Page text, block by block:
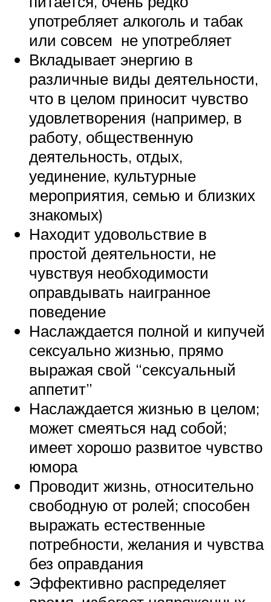
употребляет алкоголь и табак
или совсем не употребляет
Вкладывает энергию в
различные виды деятельности,
что в целом приносит чувство
удовлетворения (например, в
работу, общественную
деятельность, отдых,
уединение, культурные
мероприятия, семью и близких
знакомых)
Находит удовольствие в
простой деятельности, не
чувствуя необходимости
оправдывать наигранное
поведение
Наслаждается полной и кипучей
сексуально жизнью, прямо
выражая свой “сексуальный
аппетит”
Наслаждается жизнью в целом;
может смеяться над собой;
имеет хорошо развитое чувство
юмора
Проводит жизнь, относительно
свободную от ролей; способен
выражать естественные
потребности, желания и чувства
без оправдания
Эффективно распределяет